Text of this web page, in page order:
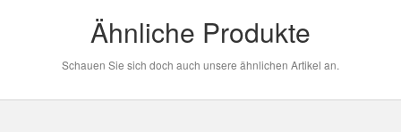
Ähnliche Produkte
Schauen Sie sich doch auch unsere ähnlichen Artikel an.